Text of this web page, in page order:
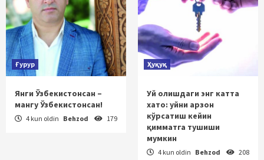
Ғурур
Янги Ўзбекистонсан –
мангу Ўзбекистонсан!
4 kun oldin Behzod 179
Ҳуқуқ
Уй олишдаги энг катта
хато: уйни арзон
кўрсатиш кейин
қимматга тушиши
мумкин
4 kun oldin Behzod 208